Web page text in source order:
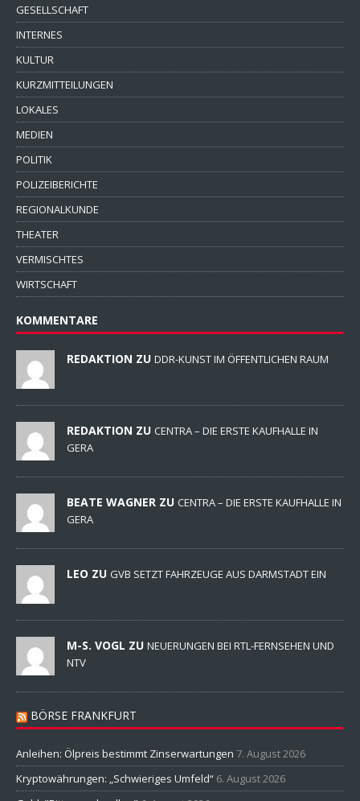
GESELLSCHAFT
INTERNES
KULTUR
KURZMITTEILUNGEN
LOKALES
MEDIEN
POLITIK
POLIZEIBERICHTE
REGIONALKUNDE
THEATER
VERMISCHTES
WIRTSCHAFT
KOMMENTARE
REDAKTION ZU DDR-KUNST IM ÖFFENTLICHEN RAUM
REDAKTION ZU CENTRA – DIE ERSTE KAUFHALLE IN
GERA
BEATE WAGNER ZU CENTRA – DIE ERSTE KAUFHALLE IN
GERA
LEO ZU GVB SETZT FAHRZEUGE AUS DARMSTADT EIN
M-S. VOGL ZU NEUERUNGEN BEI RTL-FERNSEHEN UND
NTV
BÖRSE FRANKFURT
Anleihen: Ölpreis bestimmt Zinserwartungen 7. August 2026
Kryptowährungen: „Schwieriges Umfeld“ 6. August 2026